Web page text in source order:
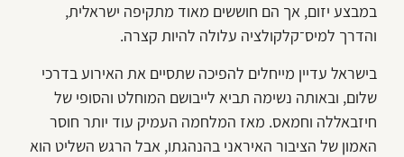
במבצע יזום, אך הם חוששים מאוד מתקיפה ישראלית,
והדרך למיס־קלקולציה עלולה להיות קצרה.
בישראל עדיין מייחלים להפיכה שתסיים את האירוע בדרכי
שלום, ובאותה נשימה תביא לייבושם המוחלט והסופי של
חיזבאללה וחמאס. מאז המלחמה העמיק עוד יותר חוסר
האמון של הציבור האיראני בהנהגתו, אבל הרגש השליט הוא